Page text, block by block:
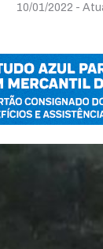
10/01/2022 -